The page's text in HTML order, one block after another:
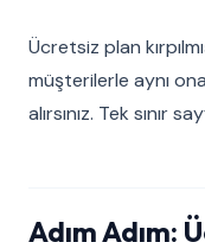
Ücretsiz plan
müşterilerle aynı
alırsınız. Tek sınır
Adım Adım: